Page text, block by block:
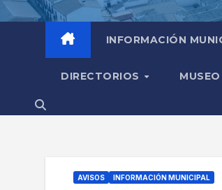
INFORMACIÓN
DIRECTORIOS
AVISOS INFORMACIÓN MUNICIPAL